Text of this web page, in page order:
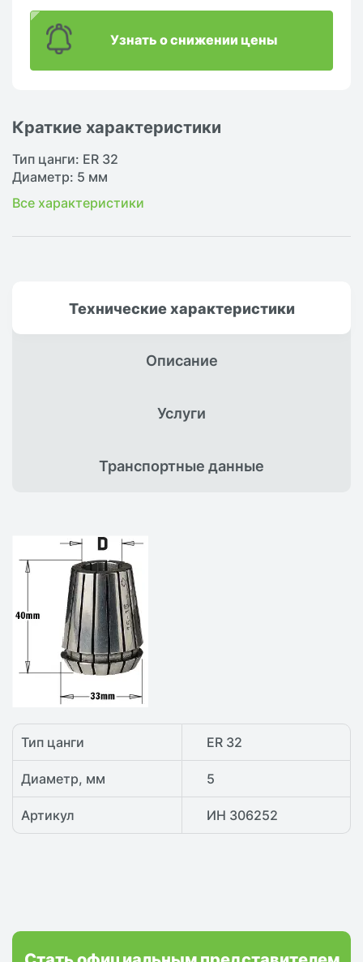
Краткие характеристики
Тип цанги: ER 32
Диаметр: 5 мм
Все характеристики
Узнать о снижении цены
Техническиехарактеристики
Описание
Услуги
Транспортныеданные
Тип цанги ER 32
Диаметр, мм 5
Артикул ИН 306252